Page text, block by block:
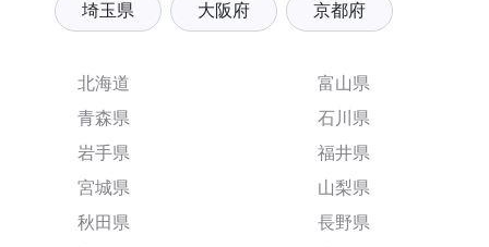
埼玉県 大阪府 京都府
北海道
青森県
岩手県
宮城県
秋田県
富山県
石川県
福井県
山梨県
長野県